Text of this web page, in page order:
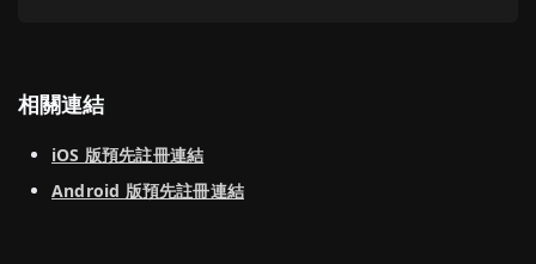
相關連結
iOS 版預先註冊連結
Android 版預先註冊連結